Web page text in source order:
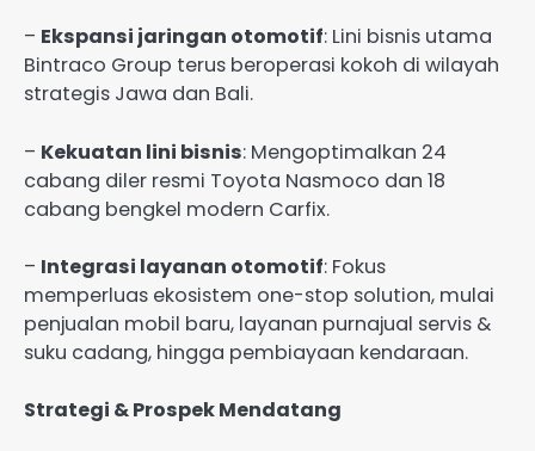
– Ekspansi jaringan otomotif: Lini bisnis utama
Bintraco Group terus beroperasi kokoh di wilayah
strategis Jawa dan Bali.
– Kekuatan lini bisnis: Mengoptimalkan 24
cabang diler resmi Toyota Nasmoco dan 18
cabang bengkel modern Carfix.
– Integrasi layanan otomotif: Fokus
memperluas ekosistem one-stop solution, mulai
penjualan mobil baru, layanan purnajual servis &
suku cadang, hingga pembiayaan kendaraan.
Strategi & Prospek Mendatang